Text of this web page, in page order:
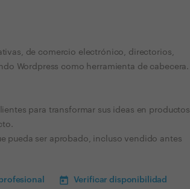
de comercio electrónico, directorios,
Wordpress como herramienta de cabecera.
para transformar sus ideas en productos
pueda ser aprobado, incluso vendido antes
Verificar disponibilidad